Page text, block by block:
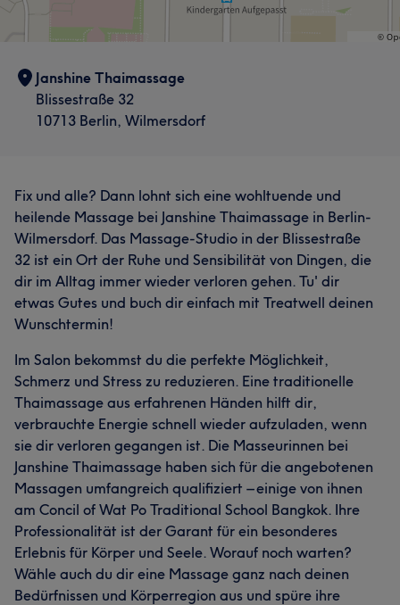
Janshine Thaimassage
Blissestraße 32
10713 Berlin, Wilmersdorf
Fix und alle? Dann lohnt sich eine wohltuende und
heilende Massage bei Janshine Thaimassage in Berlin-
Wilmersdorf. Das Massage-Studio in der Blissestraße
32 ist ein Ort der Ruhe und Sensibilität von Dingen, die
dir im Alltag immer wieder verloren gehen. Tu' dir
etwas Gutes und buch dir einfach mit Treatwell deinen
Wunschtermin!
Im Salon bekommst du die perfekte Möglichkeit,
Schmerz und Stress zu reduzieren. Eine traditionelle
Thaimassage aus erfahrenen Händen hilft dir,
verbrauchte Energie schnell wieder aufzuladen, wenn
sie dir verloren gegangen ist. Die Masseurinnen bei
Janshine Thaimassage haben sich für die angebotenen
Massagen umfangreich qualifiziert – einige von ihnen
am Concil of Wat Po Traditional School Bangkok. Ihre
Professionalität ist der Garant für ein besonderes
Erlebnis für Körper und Seele. Worauf noch warten?
Wähle auch du dir eine Massage ganz nach deinen
Bedürfnissen und Körperregion aus und spüre ihre